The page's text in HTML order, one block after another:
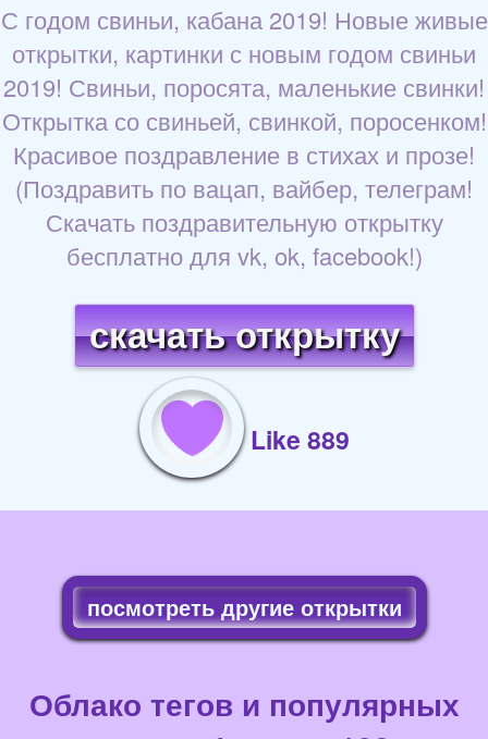
С годом свиньи, кабана 2019! Новые живые
открытки, картинки с новым годом свиньи
2019! Свиньи, поросята, маленькие свинки!
Открытка со свиньей, свинкой, поросенком!
Красивое поздравление в стихах и прозе!
(Поздравить по вацап, вайбер, телеграм!
Скачать поздравительную открытку
бесплатно для vk, ok, facebook!)
скачать открытку
Like 889
посмотреть другие открытки
Облако тегов и популярных